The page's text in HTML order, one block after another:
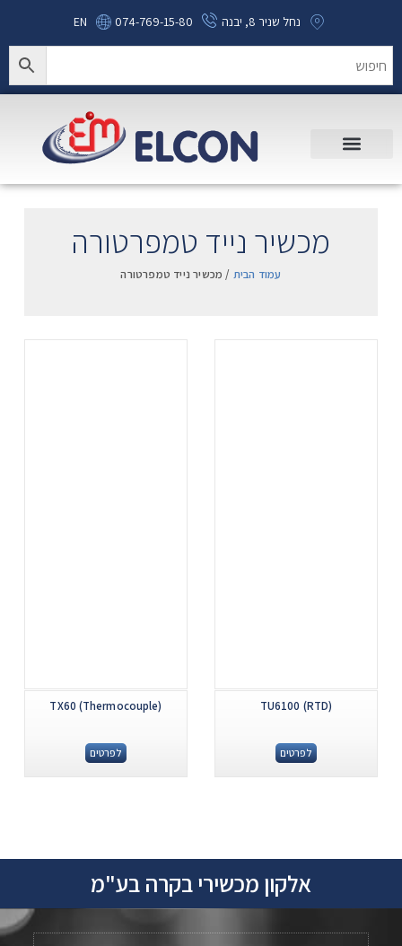
נחל שניר 8, יבנה 074-769-15-80
EN
מכשיר נייד טמפרטורה
עמוד הבית / מכשיר נייד טמפרטורה
TU6100 (RTD)
לפרטים
TX60 (Thermocouple)
לפרטים
אלקון מכשירי בקרה בע"מ